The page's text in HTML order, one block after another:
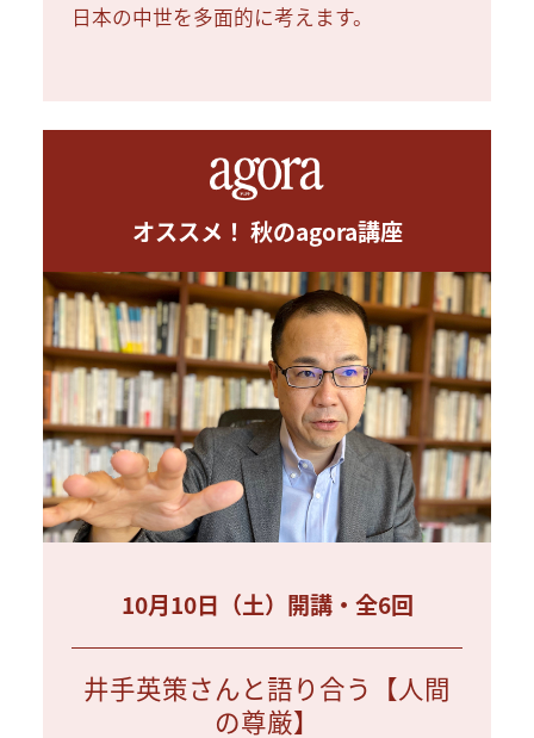
日本の中世を多面的に考えます。
オススメ！ 秋のagora講座
10月10日（土）開講・全6回
井手英策さんと語り合う【人間
の尊厳】